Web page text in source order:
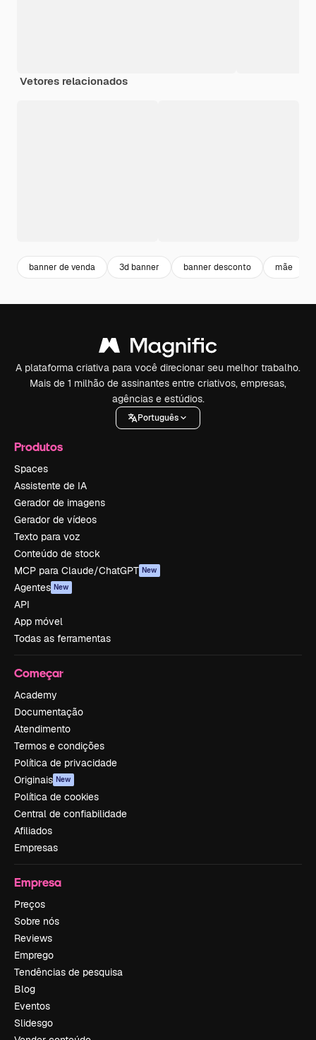
Vetores relacionados
banner de venda 3d banner banner desconto mãe
A plataforma criativa para você direcionar seu melhor trabalho.
Mais de 1 milhão de assinantes entre criativos, empresas,
agências e estúdios.
Português
Produtos
Spaces
Assistente de IA
Gerador de imagens
Gerador de vídeos
Texto para voz
Conteúdo de stock
MCP para Claude/ChatGPT New
Agentes New
API
App móvel
Todas as ferramentas
Começar
Academy
Documentação
Atendimento
Termos e condições
Política de privacidade
Originais New
Política de cookies
Central de confiabilidade
Afiliados
Empresas
Empresa
Preços
Sobre nós
Reviews
Emprego
Tendências de pesquisa
Blog
Eventos
Slidesgo